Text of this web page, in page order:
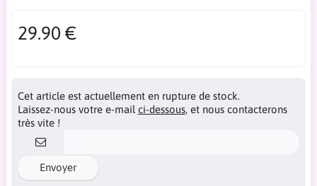
29.90 €
Cet article est actuellement en rupture de stock.
Laissez-nous votre e-mail ci-dessous, et nous contacterons
très vite !
Envoyer